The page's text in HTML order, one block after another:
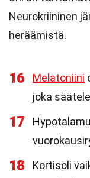
Neurokriininen
heräämistä.
16 Melatoniini
joka
17
18
Kortisoli